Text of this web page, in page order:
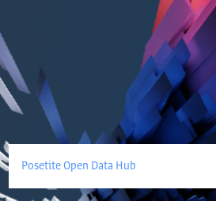
Posetite Open Data Hub